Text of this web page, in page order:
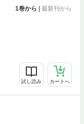
1巻から 最新刊から
試し読み カートへ